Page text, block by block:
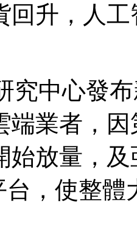
回升，人
究中心發
端業者，
始放量，
台，使整